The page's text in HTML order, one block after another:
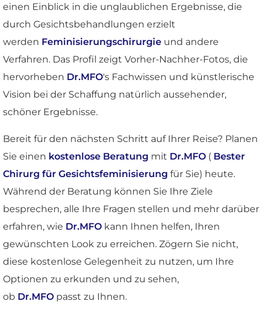
einen Einblick in die unglaublichen Ergebnisse, die
durch Gesichtsbehandlungen erzielt
werden Feminisierungschirurgie und andere
Verfahren. Das Profil zeigt Vorher-Nachher-Fotos, die
hervorheben Dr.MFO's Fachwissen und künstlerische
Vision bei der Schaffung natürlich aussehender,
schöner Ergebnisse.
Bereit für den nächsten Schritt auf Ihrer Reise? Planen
Sie einen kostenlose Beratung mit Dr.MFO ( Bester
Chirurg für Gesichtsfeminisierung für Sie) heute.
Während der Beratung können Sie Ihre Ziele
besprechen, alle Ihre Fragen stellen und mehr darüber
erfahren, wie Dr.MFO kann Ihnen helfen, Ihren
gewünschten Look zu erreichen. Zögern Sie nicht,
diese kostenlose Gelegenheit zu nutzen, um Ihre
Optionen zu erkunden und zu sehen,
ob Dr.MFO passt zu Ihnen.